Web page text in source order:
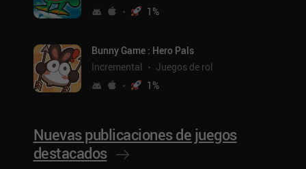
1%
Bunny Game : Hero Pals
Incremental
Juegos de rol
1%
Nuevas publicaciones de juegos
destacados